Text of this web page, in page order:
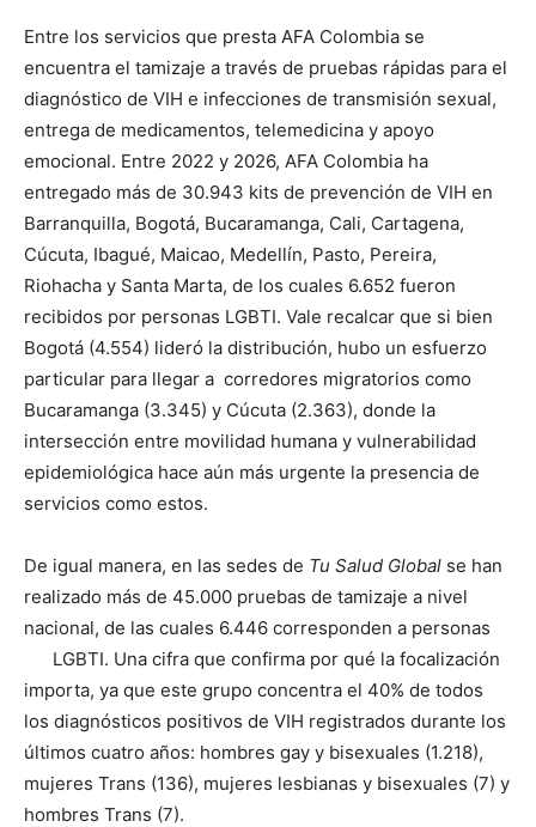
Entre los servicios que presta AFA Colombia se
encuentra el tamizaje a través de pruebas rápidas para el
diagnóstico de VIH e infecciones de transmisión sexual,
entrega de medicamentos, telemedicina y apoyo
emocional. Entre 2022 y 2026, AFA Colombia ha
entregado más de 30.943 kits de prevención de VIH en
Barranquilla, Bogotá, Bucaramanga, Cali, Cartagena,
Cúcuta, Ibagué, Maicao, Medellín, Pasto, Pereira,
Riohacha y Santa Marta, de los cuales 6.652 fueron
recibidos por personas LGBTI. Vale recalcar que si bien
Bogotá (4.554) lideró la distribución, hubo un esfuerzo
particular para llegar a corredores migratorios como
Bucaramanga (3.345) y Cúcuta (2.363), donde la
intersección entre movilidad humana y vulnerabilidad
epidemiológica hace aún más urgente la presencia de
servicios como estos.
De igual manera, en las sedes de Tu Salud Global se han
realizado más de 45.000 pruebas de tamizaje a nivel
nacional, de las cuales 6.446 corresponden a personas
LGBTI. Una cifra que confirma por qué la focalización
importa, ya que este grupo concentra el 40% de todos
los diagnósticos positivos de VIH registrados durante los
últimos cuatro años: hombres gay y bisexuales (1.218),
mujeres Trans (136), mujeres lesbianas y bisexuales (7) y
hombres Trans (7).